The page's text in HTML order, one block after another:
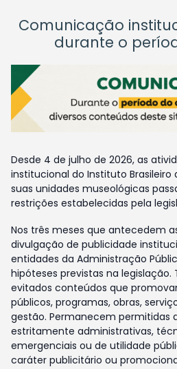
Comunicação
durante o
Desde 4 de julho de 2026, as
institucional do Instituto Brasileiro
suas unidades museológicas
restrições estabelecidas pela
Nos três meses que antecedem
divulgação de publicidade
entidades da Administração
hipóteses previstas na
evitados conteúdos que
públicos, programas, obras,
gestão. Permanecem permitidas
estritamente administrativas,
emergenciais ou de utilidade
caráter publicitário ou